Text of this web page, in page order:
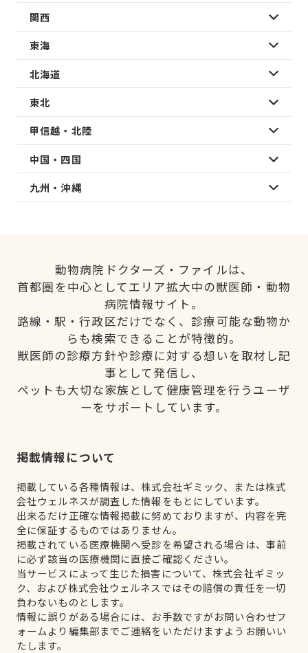
関西
東海
北海道
東北
甲信越・北陸
中国・四国
九州・沖縄
動物病院ドクターズ・ファイルは、
首都圏を中心としてエリア拡大中の獣医師・動物
病院情報サイト。
路線・駅・行政区だけでなく、診療可能な動物か
らも検索できることが特徴的。
獣医師の診療方針や診療に対する想いを取材し記
事として発信し、
ペットも大切な家族として健康管理を行うユーザ
ーをサポートしています。
掲載情報について
掲載している各種情報は、株式会社ギミック、または株式
会社ウェルネスが調査した情報をもとにしています。
出来るだけ正確な情報掲載に努めておりますが、内容を完
全に保証するものではありません。
掲載されている医療機関へ受診を希望される場合は、事前
に必ず該当の医療機関に直接ご確認ください。
当サービスによって生じた損害について、株式会社ギミッ
ク、および株式会社ウェルネスではその賠償の責任を一切
負わないものとします。
情報に誤りがある場合には、お手数ですがお問い合わせフ
ォームより編集部までご連絡をいただけますようお願いい
たします。